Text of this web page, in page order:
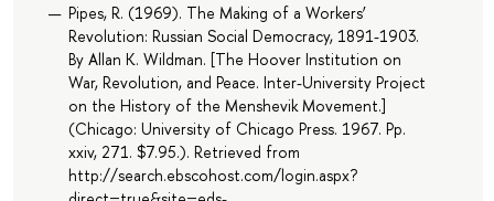
Pipes, R. (1969). The Making of a Workers’
Revolution: Russian Social Democracy, 1891-1903.
By Allan K. Wildman. [The Hoover Institution on
War, Revolution, and Peace. Inter-University Project
on the History of the Menshevik Movement.]
(Chicago: University of Chicago Press. 1967. Pp.
xxiv, 271. $7.95.). Retrieved from
http://search.ebscohost.com/login.aspx?